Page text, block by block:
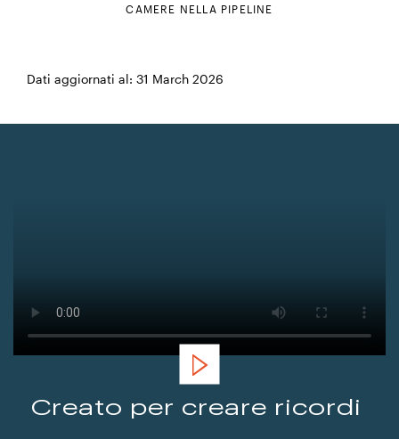
Holiday Inn Club Vacations
CAMERE NELLA PIPELINE
Dati aggiornati al: 31 March 2026
Creato per creare ricordi